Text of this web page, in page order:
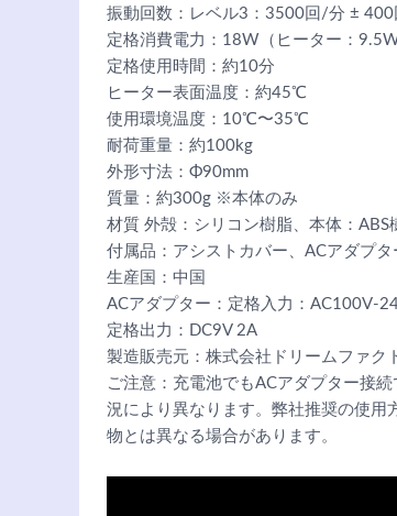
振動回数：レベル3：3500回/分 ±
定格消費電力：18W（ヒーター：9.5W
定格使用時間：約10分
ヒーター表面温度：約45℃
使用環境温度：10℃〜35℃
耐荷重量：約100kg
外形寸法：Φ90mm
質量：約300g ※本体のみ
材質 外殻：シリコン樹脂、本体：
付属品：アシストカバー、ACアダプ
生産国：中国
ACアダプター：定格入力：AC100V-
定格出力：DC9V 2A
製造販売元：株式会社ドリームファク
ご注意：充電池でもACアダプター接
況により異なります。弊社推奨の使用
物とは異なる場合があります。